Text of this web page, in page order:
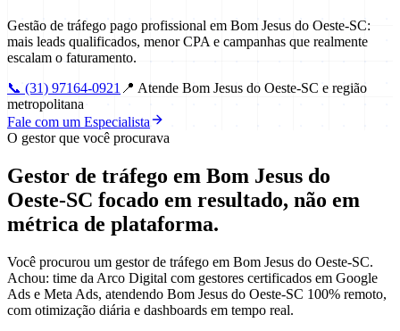
Gestão de tráfego pago profissional em Bom Jesus do Oeste-SC:
mais leads qualificados, menor CPA e campanhas que realmente
escalam o faturamento.
📞 (31) 97164-0921 📍 Atende Bom Jesus do Oeste-SC e região
metropolitana
Fale com um Especialista
O gestor que você procurava
Gestor de tráfego em Bom Jesus do
Oeste-SC focado em resultado, não em
métrica de plataforma.
Você procurou um gestor de tráfego em Bom Jesus do Oeste-SC.
Achou: time da Arco Digital com gestores certificados em Google
Ads e Meta Ads, atendendo Bom Jesus do Oeste-SC 100% remoto,
com otimização diária e dashboards em tempo real.